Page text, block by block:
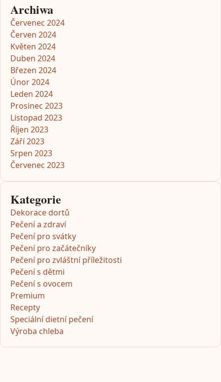
Archiwa
Červenec 2024
Červen 2024
Květen 2024
Duben 2024
Březen 2024
Únor 2024
Leden 2024
Prosinec 2023
Listopad 2023
Říjen 2023
Září 2023
Srpen 2023
Červenec 2023
Kategorie
Dekorace dortů
Pečení a zdraví
Pečení pro svátky
Pečení pro začátečníky
Pečení pro zvláštní příležitosti
Pečení s dětmi
Pečení s ovocem
Premium
Recepty
Speciální dietní pečení
Výroba chleba